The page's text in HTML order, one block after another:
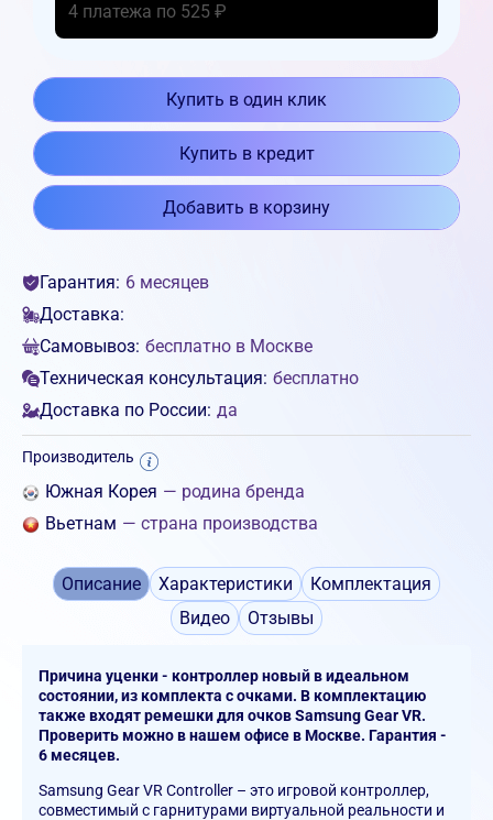
4 платежа по 525 ₽
Купить в один клик
Купить в кредит
Добавить в корзину
Гарантия: 6 месяцев
Доставка:
Самовывоз: бесплатно в Москве
Техническая консультация: бесплатно
Доставка по России: да
Производитель
Южная Корея — родина бренда
Вьетнам — страна производства
Описание Характеристики
Комплектация
Видео
Отзывы
Причина уценки - контроллер новый в идеальном
состоянии, из комплекта с очками. В комплектацию
также входят ремешки для очков Samsung Gear VR.
Проверить можно в нашем офисе в Москве. Гарантия -
6 месяцев.
Samsung Gear VR Controller – это игровой контроллер,
совместимый с гарнитурами виртуальной реальности и